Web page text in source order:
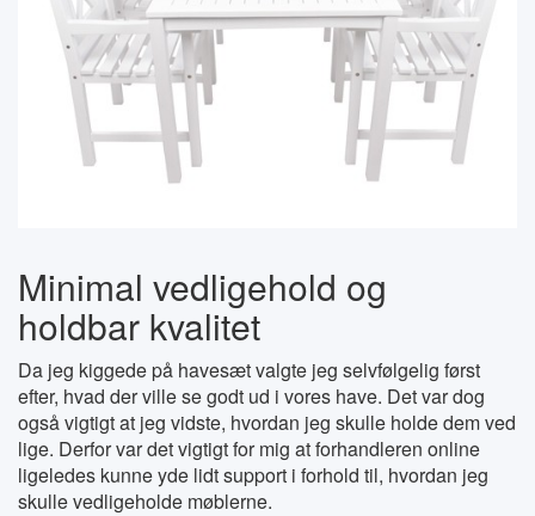
Minimal vedligehold og
holdbar kvalitet
Da jeg kiggede på havesæt valgte jeg selvfølgelig først
efter, hvad der ville se godt ud i vores have. Det var dog
også vigtigt at jeg vidste, hvordan jeg skulle holde dem ved
lige. Derfor var det vigtigt for mig at forhandleren online
ligeledes kunne yde lidt support i forhold til, hvordan jeg
skulle vedligeholde møblerne.